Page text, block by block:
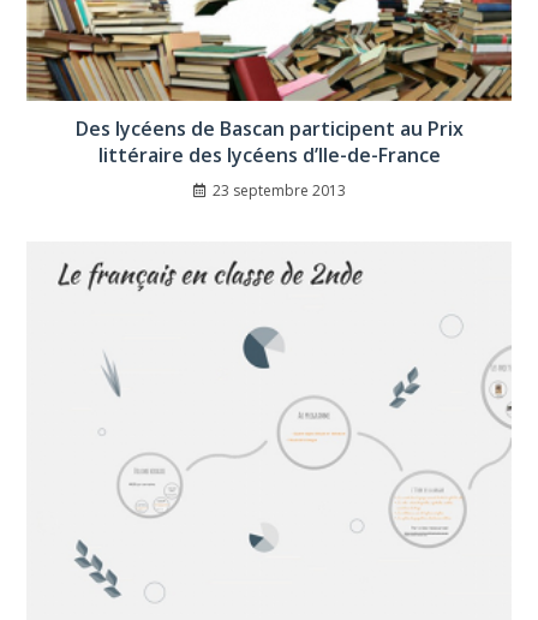
Des lycéens de Bascan participent au Prix
littéraire des lycéens d’Ile-de-France
23 septembre 2013